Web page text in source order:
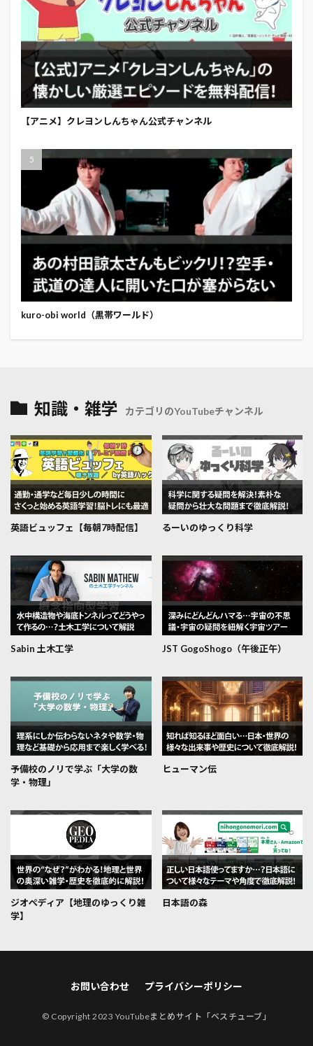
【アニメ】クレヨンしんちゃん公式チャンネル
kuro-obi world（黒帯ワールド）
知識・雑学 カテゴリのYouTubeチャンネル
英語ビュッフェ【毎朝7時配信】 るーいのゆっくり科学
Sabin 土木工学 JST GogoShogo（午後正午）
予備校のノリで学ぶ「大学の数
学・物理」
ヒューマン伝
ジオぺディア【地理のゆっくり雑
学】
日本語の森
お問い合わせ プライバシーポリシー
© Copyright 2023 YouTubeまとめサイト「ベスチューブ」